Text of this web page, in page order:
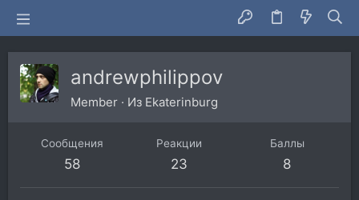
andrewphilippov
Member · Из Ekaterinburg
Сообщения
58
Реакции
23
Баллы
8